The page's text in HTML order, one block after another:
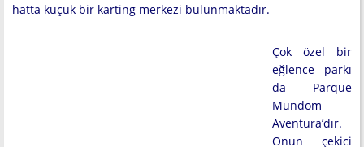
hatta küçük bir karting merkezi bulunmaktadır.
Çok özel bir
eğlence parkı
da Parque
Mundom
Aventura’dır.
Onun çekici